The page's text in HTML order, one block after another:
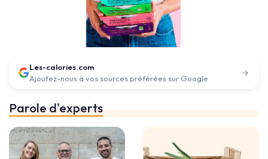
Les-calories.com
Ajoutez-nous à vos sources préférées sur Google
Parole d'experts